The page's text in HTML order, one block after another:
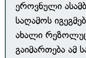
ეროვნული
საღამოს
ახალი
გაიმართება ამ